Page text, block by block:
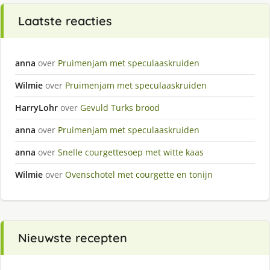
Laatste reacties
anna over Pruimenjam met speculaaskruiden
Wilmie over Pruimenjam met speculaaskruiden
HarryLohr over Gevuld Turks brood
anna over Pruimenjam met speculaaskruiden
anna over Snelle courgettesoep met witte kaas
Wilmie over Ovenschotel met courgette en tonijn
Nieuwste recepten